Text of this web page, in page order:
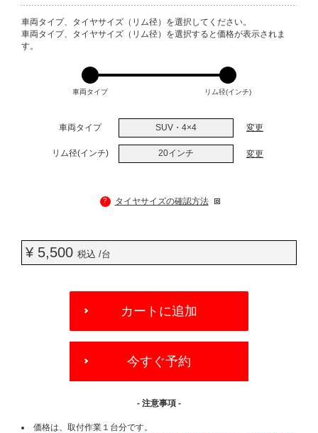
VARIATIONS
車両タイプ、タイヤサイズ（リム径）を選択してください。
車両タイプ、タイヤサイズ（リム径）を選択すると価格が表示されま
す。
車両タイプ リム径(インチ)
車両タイプ SUV・4×4 変更
リム径(インチ) 20インチ 変更
? タイヤサイズの確認方法
¥ 5,500 税込 /台
OPTIONS
カートに追加
今すぐ予約
- 注意事項 -
価格は、取付作業１台分です。